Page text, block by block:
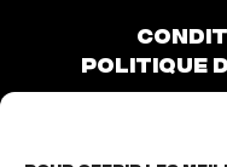
POLITIQUE